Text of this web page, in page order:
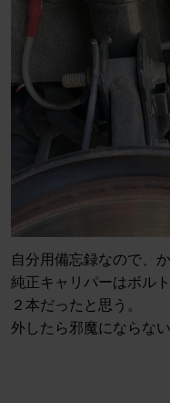
自分用備忘録なので、
純正キャリパーはボル
２本だったと思う。
外したら邪魔にならな